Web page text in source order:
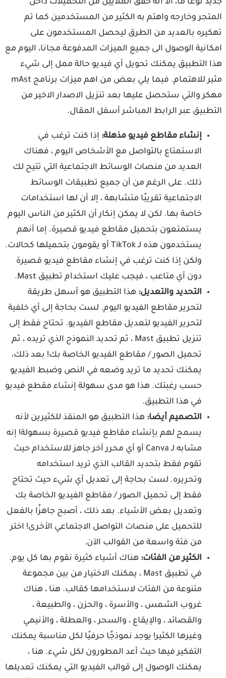
نوعا ما، الا انه حقق الملايين من التحميلات داخل
وخارجه واهتم به الكثير من المستخدمين كما تم
بالعديد من الطرق ليحصل المستخدمون على
الوصول الى جميع الميزات المدفوعة مجانا، اليوم مع
التطبيق يمكنك تحويل أي فيديو حالة ممل إلى شيء
مثير للاهتمام. فيما يلي بعض من اهم ميزات برنامج mAst
والتي ستحصل عليها بعد تنزيل الاصدار الاخير من
عبر الرابط المباشر أسفل المقال.
إنشاء مقاطع فيديو مذهلة:إذا كنت ترغب في
الاستمتاع بالتواصل مع الأشخاص اليوم ، فهناك
العديد من منصات الوسائط الاجتماعية التي تتيح لك
ذلك. على الرغم من أن جميع تطبيقات الوسائط
الاجتماعية تقريبًا متشابهة ، إلا أن لها استخدامات
خاصة بها. لكن لا يمكن إنكار أن الكثير من الناس اليوم
يستمتعون بتحميل مقاطع فيديو قصيرة. إما أنهم
يستخدمون هذه لـ TikTok أو يقومون بتحميلها كحالات.
ولكن إذا كنت ترغب في إنشاء مقاطع فيديو قصيرة
دون أي متاعب ، فيجب عليك استخدام تطبيق Mast.
التحديد والتعديل:هذا التطبيق هو أسهل طريقة
لتحرير مقاطع الفيديو اليوم. لست بحاجة إلى أي خلفية
لتحرير الفيديو لتعديل مقاطع الفيديو. تحتاج فقط إلى
تنزيل تطبيق Mast ، ثم تحديد النموذج الذي تريده ، ثم
تحميل الصور / مقاطع الفيديو الخاصة بك! بعد ذلك،
يمكنك تحديد ما تريد وضعه في النص وضبط الفيديو
حسب رغبتك. هذا هو مدى سهولة إنشاء مقطع فيديو
في هذا التطبيق.
التصميم أيضا:هذا التطبيق هو المنقذ للكثيرين لأنه
يسمح لهم بإنشاء مقاطع فيديو قصيرة بسهولة! إنه
مشابه لـ Canva أو أي محرر آخر جاهز للاستخدام حيث
تقوم فقط بتحديد القالب الذي تريد استخدامه
وتحريره. لست بحاجة إلى تعديل أي شيء حيث تحتاج
فقط إلى تحميل الصور / مقاطع الفيديو الخاصة بك
وتعديل بعض الأشياء. بعد ذلك ، أصبح جاهزًا بالفعل
للتحميل على منصات التواصل الاجتماعي الأخرى! اختر
من فئة واسعة من القوالب الآن.
الكثير من الفئات:هناك أشياء كثيرة نقوم بها كل يوم.
في تطبيق Mast ، يمكنك الاختيار من بين مجموعة
متنوعة من الفئات لاستخدامها كقالب. هنا ، هناك
غروب الشمس ، والأسرة ، والحزن ، والطبيعة ،
والقصائد ، والإيقاع ، والسحر ، والعطلة ، والأنيمي
وغيرها الكثير! يوجد نموذجًا حرفيًا لكل مناسبة يمكنك
التفكير فيها حيث أعد المطورون لكل شيء. هنا ،
يمكنك الوصول إلى قوالب الفيديو التي يمكنك تعديلها